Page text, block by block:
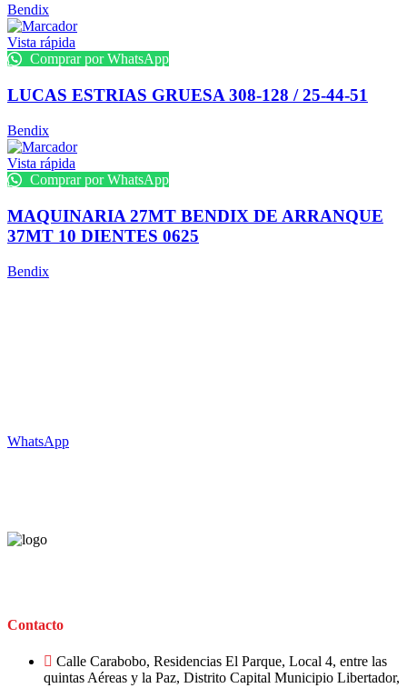
Bendix
Vista rápida
Comprar por WhatsApp
LUCAS ESTRIAS GRUESA 308-128 / 25-44-51
Bendix
Vista rápida
Comprar por WhatsApp
MAQUINARIA 27MT BENDIX DE ARRANQUE
37MT 10 DIENTES 0625
Bendix
WhatsApp
Contacto
Calle Carabobo, Residencias El Parque, Local 4, entre las
quintas Aéreas y la Paz, Distrito Capital Municipio Libertador,